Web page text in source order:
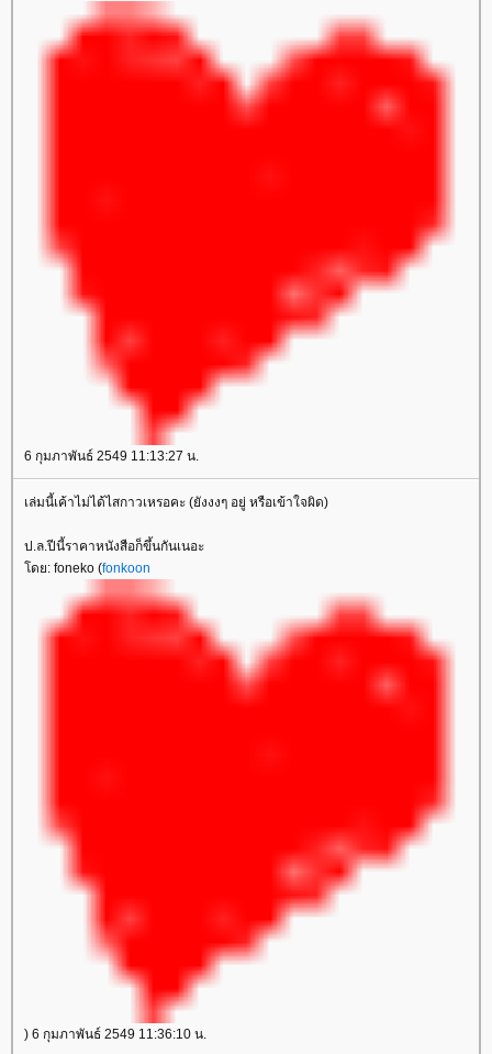
6 กุมภาพันธ์ 2549 11:13:27 น.
เล่มนี้เค้าไม่ได้ไสกาวเหรอคะ (ยังงงๆ อยู่ หรือเข้าใจผิด)
ป.ล.ปีนี้ราคาหนังสือก็ขึ้นกันเนอะ
ดย: foneko (fonkoon
) 6 กุมภาพันธ์ 2549 11:36:10 น.